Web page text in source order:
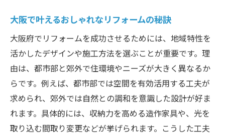
大阪で叶えるおしゃれなリフォームの秘訣
大阪府でリフォームを成功させるためには、地域特性を
活かしたデザインや施工方法を選ぶことが重要です。理
由は、都市部と郊外で住環境やニーズが大きく異なるか
らです。例えば、都市部では空間を有効活用する工夫が
求められ、郊外では自然との調和を意識した設計が好ま
れます。具体的には、収納力を高める造作家具や、光を
取り込む間取り変更などが挙げられます。こうした工夫